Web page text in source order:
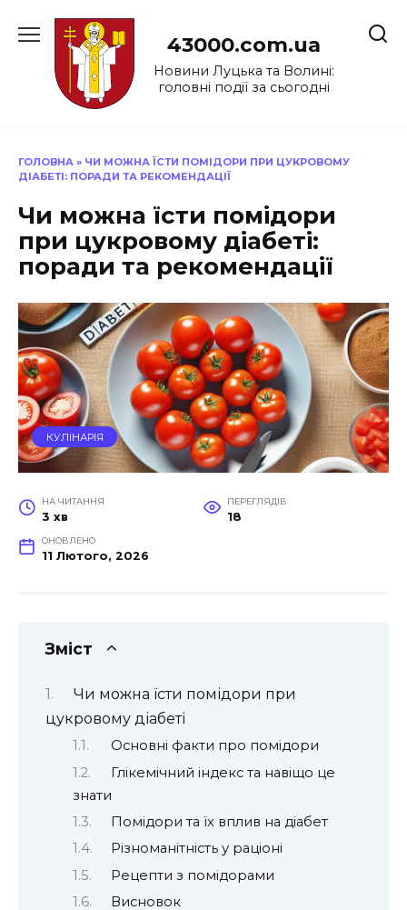
до
43000.com.ua
Новини Луцька та Волині:
головні події за сьогодні
ГОЛОВНА » ЧИ МОЖНА ЇСТИ ПОМІДОРИ ПРИ ЦУКРОВОМУ
ДІАБЕТІ: ПОРАДИ ТА РЕКОМЕНДАЦІЇ
Чи можна їсти помідори
при цукровому діабеті:
поради та рекомендації
КУЛІНАРІЯ
НА ЧИТАННЯ
3 хв
ПЕРЕГЛЯДІВ
18
ОНОВЛЕНО
11 Лютого, 2026
Зміст
Чи можна їсти помідори при
цукровому діабеті
Основні факти про помідори
Глікемічний індекс та навіщо це
знати
Помідори та їх вплив на діабет
Різноманітність у раціоні
Рецепти з помідорами
Висновок